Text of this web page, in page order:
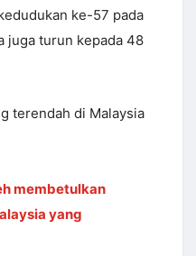
ke-57 pada
juga turun kepada 48
terendah di Malaysia
membetulkan
yang